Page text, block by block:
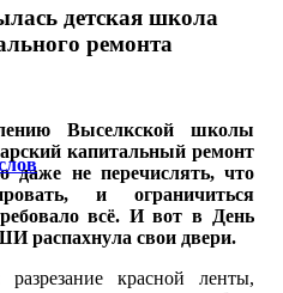
детская школа
ремонта
Выселкской школы
капитальный ремонт
даже не перечислять, что
и ограничиться
всё. И вот в День
распахнула свои двери.
красной ленты,